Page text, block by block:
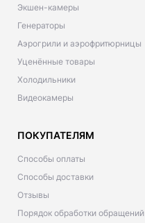
Экшен-камеры
Генераторы
Аэрогрили и аэрофритюрницы
Уценённые товары
Холодильники
Видеокамеры
ПОКУПАТЕЛЯМ
Способы оплаты
Способы доставки
Отзывы
Порядок обработки обращений